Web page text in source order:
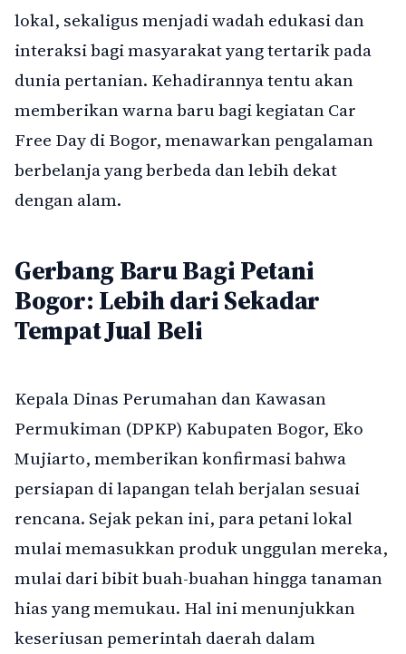
lokal, sekaligus menjadi wadah edukasi dan
interaksi bagi masyarakat yang tertarik pada
dunia pertanian. Kehadirannya tentu akan
memberikan warna baru bagi kegiatan Car
Free Day di Bogor, menawarkan pengalaman
berbelanja yang berbeda dan lebih dekat
dengan alam.
Gerbang Baru Bagi Petani
Bogor: Lebih dari Sekadar
Tempat Jual Beli
Kepala Dinas Perumahan dan Kawasan
Permukiman (DPKP) Kabupaten Bogor, Eko
Mujiarto, memberikan konfirmasi bahwa
persiapan di lapangan telah berjalan sesuai
rencana. Sejak pekan ini, para petani lokal
mulai memasukkan produk unggulan mereka,
mulai dari bibit buah-buahan hingga tanaman
hias yang memukau. Hal ini menunjukkan
keseriusan pemerintah daerah dalam